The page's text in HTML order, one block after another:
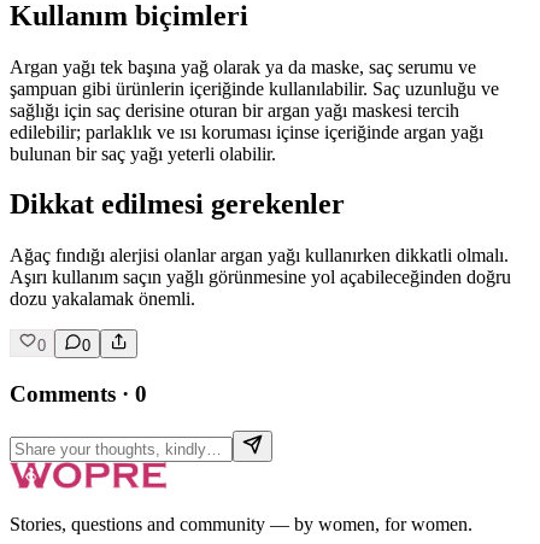
Kullanım biçimleri
Argan yağı tek başına yağ olarak ya da maske, saç serumu ve
şampuan gibi ürünlerin içeriğinde kullanılabilir. Saç uzunluğu ve
sağlığı için saç derisine oturan bir argan yağı maskesi tercih
edilebilir; parlaklık ve ısı koruması içinse içeriğinde argan yağı
bulunan bir saç yağı yeterli olabilir.
Dikkat edilmesi gerekenler
Ağaç fındığı alerjisi olanlar argan yağı kullanırken dikkatli olmalı.
Aşırı kullanım saçın yağlı görünmesine yol açabileceğinden doğru
dozu yakalamak önemli.
0 0
Comments · 0
Stories, questions and community — by women, for women.